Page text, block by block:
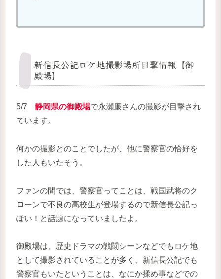
新信長公記ロケ地撮影場所目撃情報【御
殿場】
5/7 静岡県の御殿場で永瀬廉さんの撮影が目撃され
ています。
何かの撮影とのことでしたが、他に警察官の恰好を
した人もいたそう。
ファンの間では、警察官ってことは、戦国武将のク
ローンで不良の高校生が登場するので新信長公記っ
ぽい！と話題になっていましたよ。
御殿場は、歴史ドラマの戦闘シーンなどでもロケ地
として撮影されていることが多く、新信長公記でも
警察官もいたということは、なにか揉め事などでの